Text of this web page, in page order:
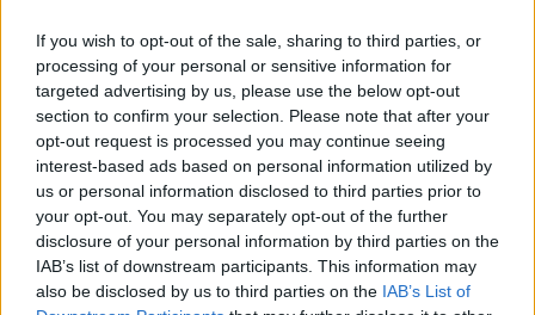
If you wish to opt-out of the sale, sharing to third parties, or
processing of your personal or sensitive information for
targeted advertising by us, please use the below opt-out
section to confirm your selection. Please note that after your
opt-out request is processed you may continue seeing
interest-based ads based on personal information utilized by
us or personal information disclosed to third parties prior to
your opt-out. You may separately opt-out of the further
disclosure of your personal information by third parties on the
IAB’s list of downstream participants. This information may
also be disclosed by us to third parties on the IAB’s List of